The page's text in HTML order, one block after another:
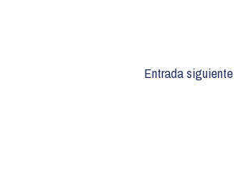
Entrada siguiente